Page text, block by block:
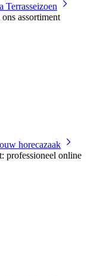
Terrasseizoen
assortiment
horecazaak
professioneel online